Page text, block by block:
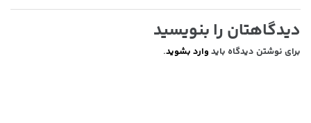
دیدگاهتان را بنویسید
برای نوشتن دیدگاه باید وارد بشوید.